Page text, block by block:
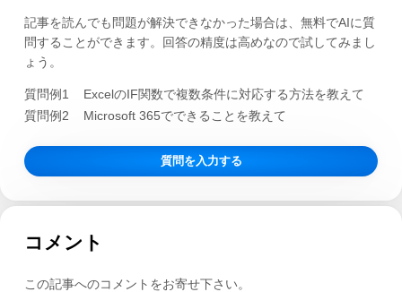
記事を読んでも問題が解決できなかった場合は、無料でAIに質
問することができます。回答の精度は高めなので試してみまし
ょう。
質問例1
ExcelのIF関数で複数条件に対応する方法を教えて
質問例2
Microsoft 365でできることを教えて
質問を入力する
コメント
この記事へのコメントをお寄せ下さい。